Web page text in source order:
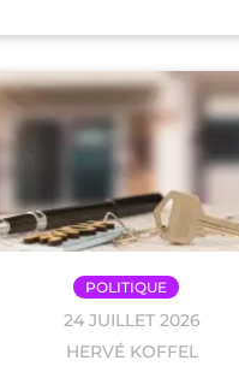
POLITIQUE
24 JUILLET 2026
HERVÉ KOFFEL